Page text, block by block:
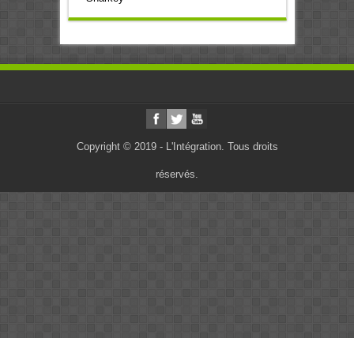
Copyright © 2019 - L'Intégration. Tous droits
réservés.